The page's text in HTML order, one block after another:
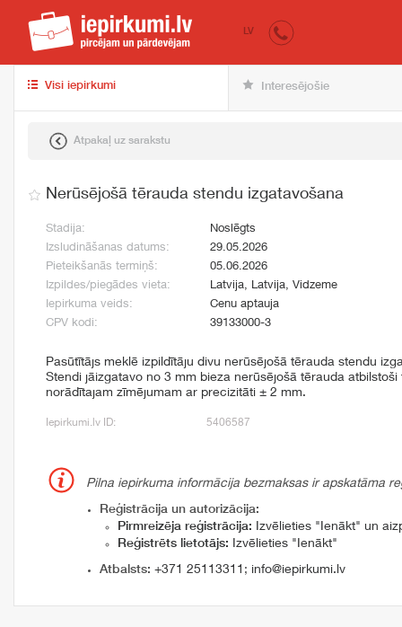
iepirkumi.lv
LV
Visi iepirkumi Interesējošie
Atpakaļ uz sarakstu
Nerūsējošā tērauda stendu izgatavošana
Stadija:
Noslēgts
Izsludināšanas datums:
29.05.2026
Pieteikšanās termiņš:
05.06.2026
Izpildes/piegādes vieta:
Latvija, Latvija, Vidzeme
Iepirkuma veids:
Cenu aptauja
CPV kodi:
39133000-3
Pasūtītājs meklē izpildītāju divu nerūsējošā tērauda stendu
Stendi jāizgatavo no 3 mm bieza nerūsējošā tērauda
norādītajam zīmējumam ar precizitāti ± 2 mm.
Iepirkumi.lv ID: 5406587
Pilna iepirkuma informācija bezmaksas ir apskatāma
Reģistrācija un autorizācija:
Pirmreizēja reģistrācija: Izvēlieties "Ienākt" un
Reģistrēts lietotājs: Izvēlieties "Ienākt"
Atbalsts: +371 25113311 ; info@iepirkumi.lv